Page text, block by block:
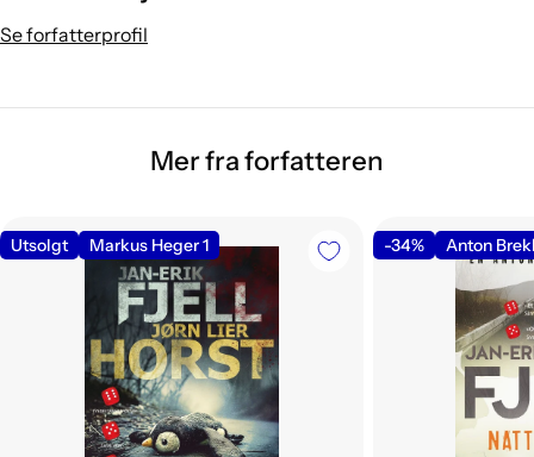
Se forfatterprofil
Mer fra forfatteren
Utsolgt Markus Heger 1 -34% Anton